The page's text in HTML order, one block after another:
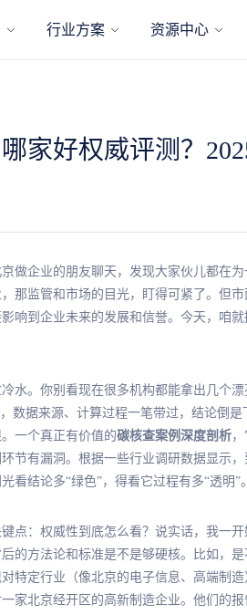
行业方案 资源中心
家好权威评测？
做企业的朋友聊天，发现大家伙儿都在
那监管和市场的目光，盯得可紧了。但
响到企业未来的发展和信誉。今天，咱
水。你别看现在很多机构都能拿出几个漂
数据来源、计算过程一笔带过，结论倒
一个真正有价值的碳核查案例深度剖析
节有漏洞。根据一些行业调研数据显示
看结论多“绿色”，得看它过程有多“透明”。
点：权威性到底怎么看？说实话，我一
的方法论和标准是不是够硬核。比如，
特定行业（像北京的电子信息、高端制
家北京经开区的高新制造企业。他们的